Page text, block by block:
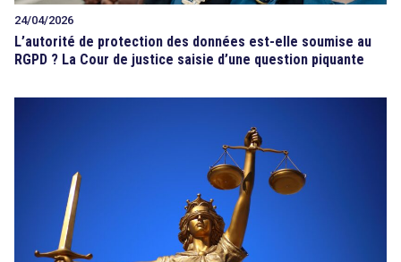
24/04/2026
L’autorité de protection des données est-elle soumise au
RGPD ? La Cour de justice saisie d’une question piquante